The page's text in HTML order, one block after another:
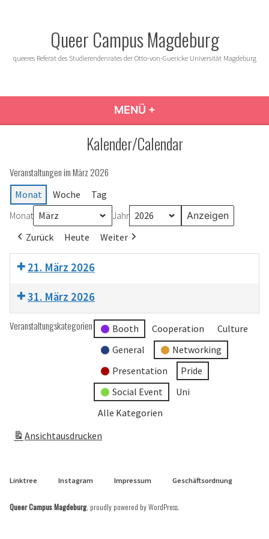
Queer Campus Magdeburg
queeres Referat des Studierendenrates der Otto-von-Guericke Universität Magdeburg
MENÜ +
Kalender/Calendar
Veranstaltungen im März 2026
Monat Woche Tag
Monat Jahr
Zurück Heute Weiter
21. März 2026
31. März 2026
Veranstaltungskategorien Booth Cooperation
Culture
General
Networking
Presentation
Pride
Social Event
Uni
Alle Kategorien
Ansichtausdrucken
Linktree Instagram Impressum Geschäftsordnung
Queer Campus Magdeburg, proudly powered by WordPress.